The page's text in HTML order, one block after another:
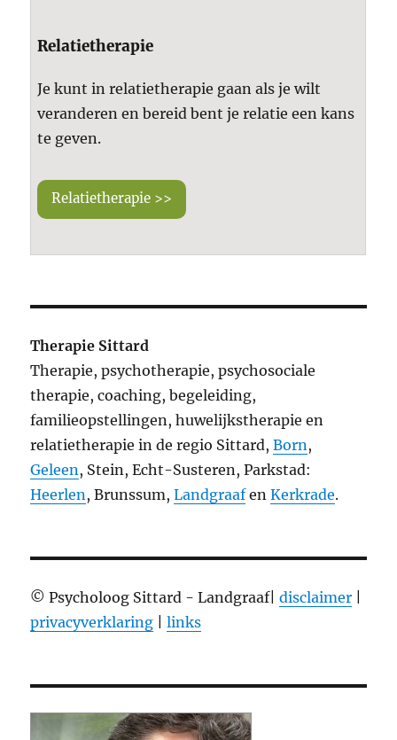
Relatietherapie
Je kunt in relatietherapie gaan als je wilt
veranderen en bereid bent je relatie een kans
te geven.
Relatietherapie >>
Therapie Sittard
Therapie, psychotherapie, psychosociale
therapie, coaching, begeleiding,
familieopstellingen, huwelijkstherapie en
relatietherapie in de regio Sittard,Born,
Geleen, Stein, Echt-Susteren, Parkstad:
Heerlen, Brunssum,LandgraafenKerkrade.
© Psycholoog Sittard - Landgraaf|disclaimer
privacyverklaring |links